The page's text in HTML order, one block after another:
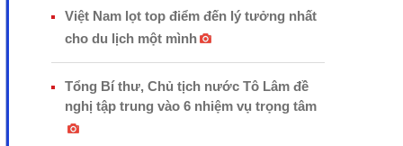
Việt Nam lọt top điểm đến lý tưởng nhất
cho du lịch một mình
Tổng Bí thư, Chủ tịch nước Tô Lâm đề
nghị tập trung vào 6 nhiệm vụ trọng tâm